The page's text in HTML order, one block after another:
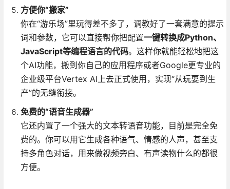
方便你“搬家”
你在“游乐场”里玩得差不多了，调教好了一套满意的提示
词和参数，它可以直接帮你把配置一键转换成Python、
JavaScript等编程语言的代码。这样你就能轻松地把这
个AI功能，搬到你自己的应用程序或者Google更专业的
企业级平台Vertex AI上去正式使用，实现“从玩耍到生
产”的无缝衔接。
免费的“语音生成器”
它还内置了一个强大的文本转语音功能，目前是完全免
费的。你可以用它生成各种语气、情感的人声，甚至支
持多角色对话，用来做视频旁白、有声读物什么的都很
方便。